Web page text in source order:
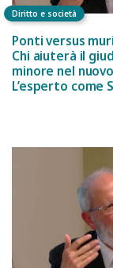
Diritto e società
Ponti versus
Chi aiuterà il
minore nel
L’esperto come